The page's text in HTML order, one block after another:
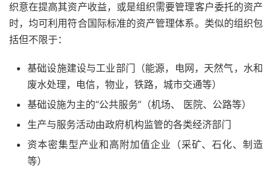
织意在提高其资产收益，或是组织需要管理客户委托的资产
时，均可利用符合国际标准的资产管理体系。类似的组织包
括但不限于：
基础设施建设与工业部门（能源，电网，天然气，水和
废水处理，电信，物业，铁路，城市交通等）
基础设施为主的“公共服务”（机场、 医院、公路等）
生产与服务活动由政府机构监管的各类经济部门
资本密集型产业和高附加值企业（采矿、石化、制造
等）